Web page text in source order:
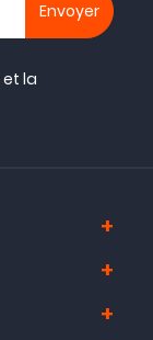
et la